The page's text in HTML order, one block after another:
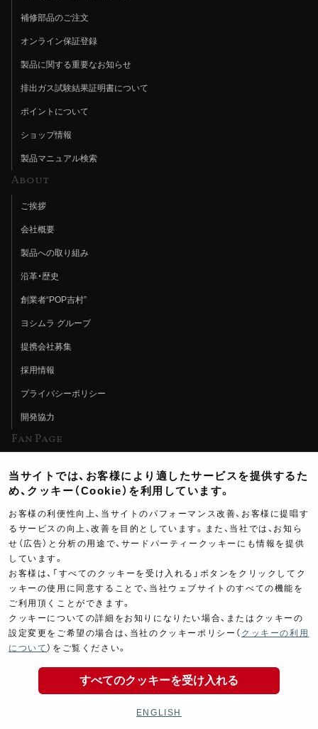
補修部品のご注文
オンライン保証登録
製品に関する重要なお知らせ
排出ガス試験結果証明書について
ポイントについて
ショップ情報
製品マニュアル検索
About
ご挨拶
会社概要
製品への取り組み
沿革・歴史
創業者“POP吉村”
ヨシムラ グループ
提携会社募集
採用情報
プライバシーポリシー
開発協力
Fan Page
ヨシムラTV
イベント情報
イベントスケジュール
ツーリングブレイクタイム
製品ポスター
Copyright ©YOSHIMURA JAPAN Co,Ltd. All Rights
当サイトでは、お客様により適したサービスを提供するた
め、クッキー（Cookie）を利用しています。
お客様の利便性向上、当サイトのパフォーマンス改善、お客様に提唱す
るサービスの向上、改善を目的としています。また、当社では、お知ら
せ（広告）と分析の用途で、サードパーティークッキーにも情報を提供
しています。
お客様は、「すべてのクッキーを受け入れる」ボタンをクリックしてク
ッキーの使用に同意することで、当社ウェブサイトのすべての機能を
ご利用頂くことができます。
クッキーについての詳細をお知りになりたい場合、またはクッキーの
設定変更をご希望の場合は、当社のクッキーポリシー（ クッキーの利用
について ）をご覧ください。
すべてのクッキーを受け入れる
ENGLISH